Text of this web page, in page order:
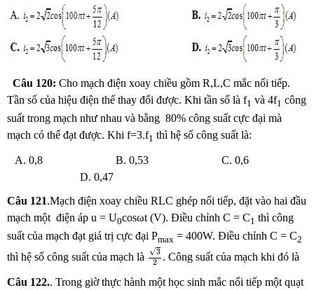
Câu 120: Cho mạch điện xoay chiều gồm R,L,C mắc nối tiếp.
Tần số của hiệu điện thế thay đổi được. Khi tần số là f1 và 4f1 công
suất trong mạch như nhau và bằng 80% công suất cực đại mà
mạch có thể đạt được. Khi f=3.f1 thì hệ số công suất là:
A. 0,8 B. 0,53 C. 0,6
D. 0,47
Câu 121.Mạch điện xoay chiều RLC ghép nối tiếp, đặt vào hai đầu
mạch một điện áp u = U0cosωt (V). Điều chỉnh C = C1 thì công
suất của mạch đạt giá trị cực đại Pmax = 400W. Điều chỉnh C = C2
thì hệ số công suất của mạch là
√3
2
2
. Công suất của mạch khi đó là
Câu 122.. Trong giờ thực hành một học sinh mắc nối tiếp một quạt